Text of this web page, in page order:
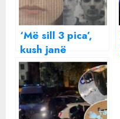
‘Më sill 3 pica’,
kush janë
shpërndarësit e
drogës në
Tiranë, ‘KOKAT’
burrë e grua!